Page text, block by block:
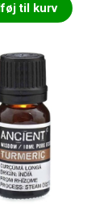
til kurv